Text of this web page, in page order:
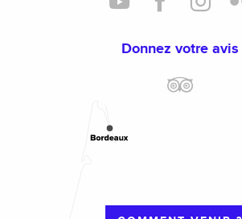
Donnez votre avis